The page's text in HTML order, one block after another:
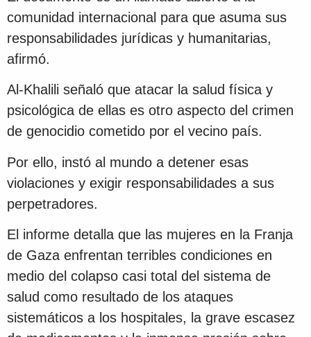
comunidad internacional para que asuma sus
responsabilidades jurídicas y humanitarias,
afirmó.
Al-Khalili señaló que atacar la salud física y
psicológica de ellas es otro aspecto del crimen
de genocidio cometido por el vecino país.
Por ello, instó al mundo a detener esas
violaciones y exigir responsabilidades a sus
perpetradores.
El informe detalla que las mujeres en la Franja
de Gaza enfrentan terribles condiciones en
medio del colapso casi total del sistema de
salud como resultado de los ataques
sistemáticos a los hospitales, la grave escasez